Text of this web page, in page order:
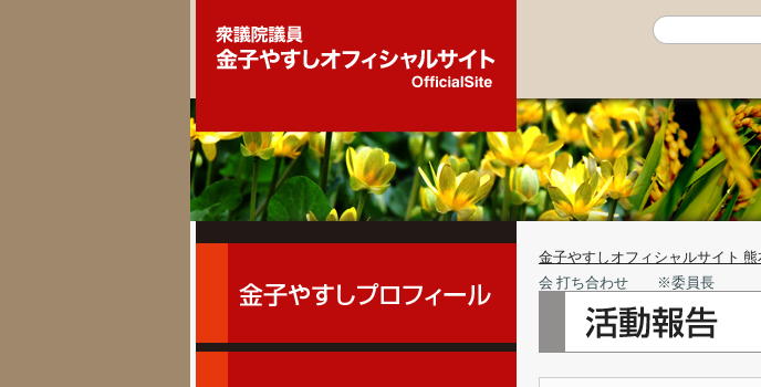
金子やすしオフィシャルサイト
会 打ち合わせ ※委員長